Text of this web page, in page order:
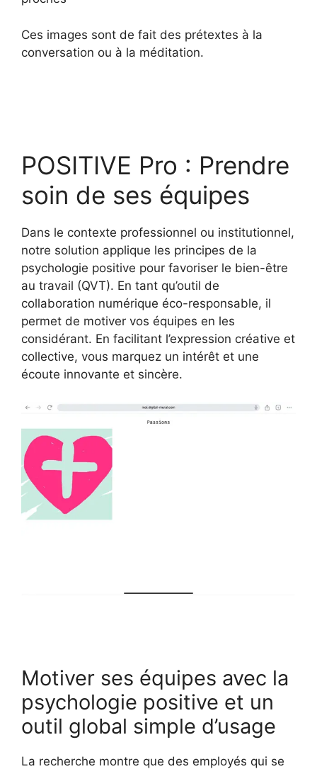
Ces images sont de fait des prétextes à la
conversation ou à la méditation.
POSITIVE Pro : Prendre
soin de ses équipes
Dans le contexte professionnel ou institutionnel,
notre solution applique les principes de la
psychologie positive pour favoriser le bien-être
au travail (QVT). En tant qu’outil de
collaboration numérique éco-responsable, il
permet de motiver vos équipes en les
considérant. En facilitant l’expression créative et
collective, vous marquez un intérêt et une
écoute innovante et sincère.
Motiver ses équipes avec la
psychologie positive et un
outil global simple d’usage
La recherche montre que des employés qui se